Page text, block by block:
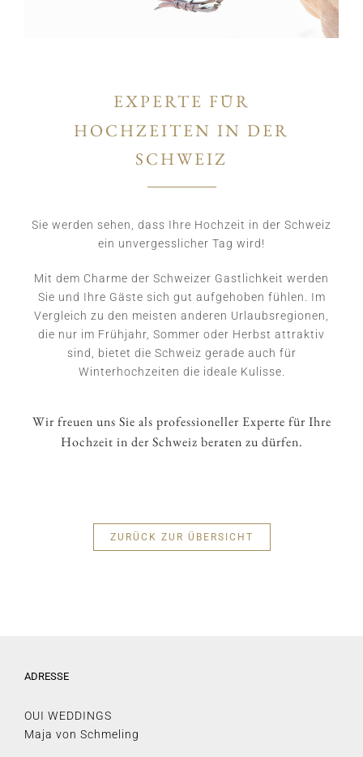
EXPERTE FÜR
HOCHZEITEN IN DER
SCHWEIZ
Sie werden sehen, dass Ihre Hochzeit in der Schweiz
ein unvergesslicher Tag wird!
Mit dem Charme der Schweizer Gastlichkeit werden
Sie und Ihre Gäste sich gut aufgehoben fühlen. Im
Vergleich zu den meisten anderen Urlaubsregionen,
die nur im Frühjahr, Sommer oder Herbst attraktiv
sind, bietet die Schweiz gerade auch für
Winterhochzeiten die ideale Kulisse.
Wir freuen uns Sie als professioneller Experte für Ihre
Hochzeit in der Schweiz beraten zu dürfen.
ZURÜCK ZUR ÜBERSICHT
ADRESSE
OUI WEDDINGS
Maja von Schmeling